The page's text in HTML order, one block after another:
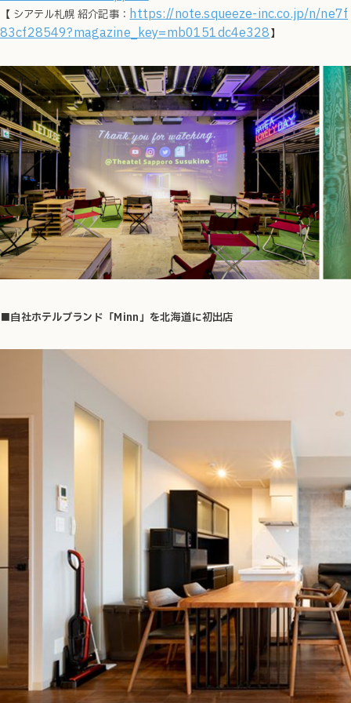
【 シアテル札幌 紹介記事：https://note.squeeze-inc.co.jp/n/ne7f
83cf28549?magazine_key=mb0151dc4e328】
■自社ホテルブランド「Minn」を北海道に初出店